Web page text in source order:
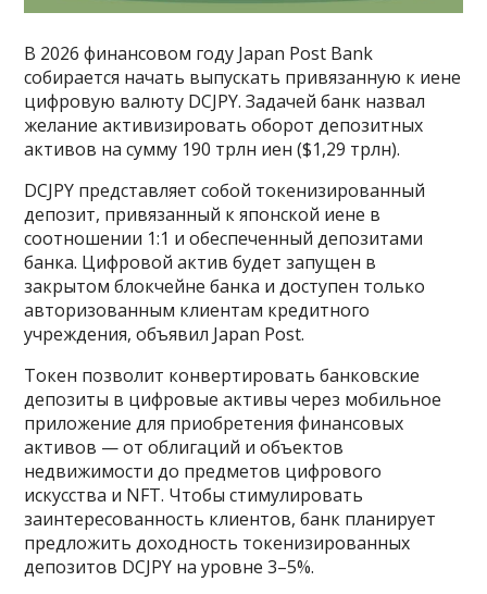
В 2026 финансовом году Japan Post Bank
собирается начать выпускать привязанную к иене
цифровую валюту DCJPY. Задачей банк назвал
желание активизировать оборот депозитных
активов на сумму 190 трлн иен ($1,29 трлн).
DCJPY представляет собой токенизированный
депозит, привязанный к японской иене в
соотношении 1:1 и обеспеченный депозитами
банка. Цифровой актив будет запущен в
закрытом блокчейне банка и доступен только
авторизованным клиентам кредитного
учреждения, объявил Japan Post.
Токен позволит конвертировать банковские
депозиты в цифровые активы через мобильное
приложение для приобретения финансовых
активов — от облигаций и объектов
недвижимости до предметов цифрового
искусства и NFT. Чтобы стимулировать
заинтересованность клиентов, банк планирует
предложить доходность токенизированных
депозитов DCJPY на уровне 3–5%.